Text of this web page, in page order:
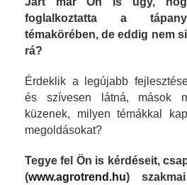
foglalkoztatta a
témakörében, de eddig nem
rá?
Érdeklik a legújabb
és szívesen látná, mások
küzenek, milyen témákkal
megoldásokat?
Tegye fel Ön is kérdéseit,
(www.agrotrend.hu)